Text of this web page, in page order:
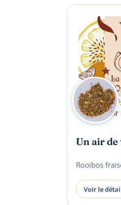
Un air de
Rooibos
Voir le